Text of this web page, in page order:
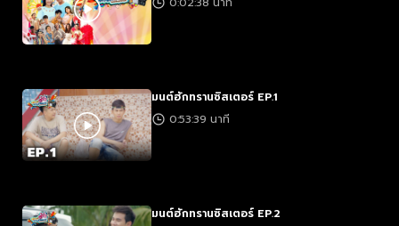
มนต์ฮักทรานซิสเตอร์ EP.1
0:53:39 นาที
มนต์ฮักทรานซิสเตอร์ EP.2